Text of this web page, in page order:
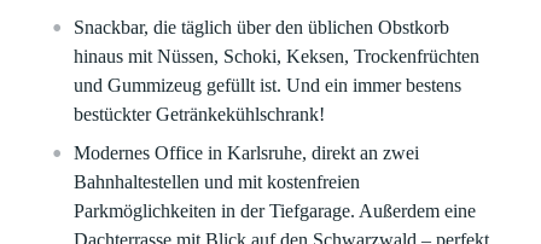
Snackbar, die täglich über den üblichen Obstkorb
hinaus mit Nüssen, Schoki, Keksen, Trockenfrüchten
und Gummizeug gefüllt ist. Und ein immer bestens
bestückter Getränkekühlschrank!
Modernes Office in Karlsruhe, direkt an zwei
Bahnhaltestellen und mit kostenfreien
Parkmöglichkeiten in der Tiefgarage. Außerdem eine
Dachterrasse mit Blick auf den Schwarzwald – perfekt